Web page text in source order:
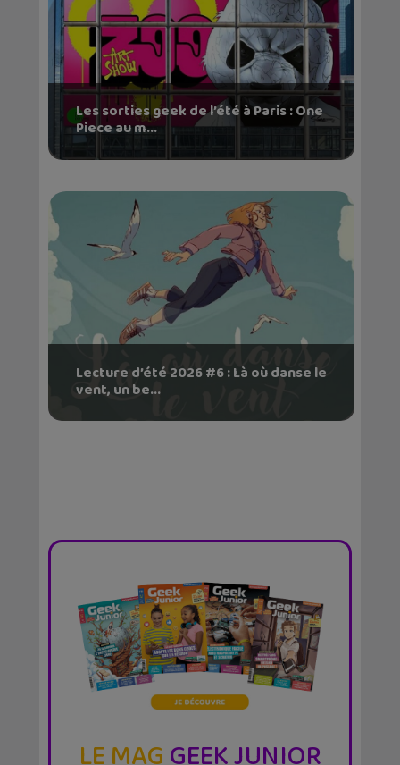
Les sorties geek de l’été à Paris : One
Piece au m...
Lecture d’été 2026 #6 : Là où danse le
vent, un be...